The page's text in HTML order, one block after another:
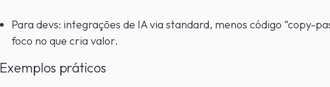
Para devs: integrações de IA via standard, menos código “copy-
foco no que cria valor.
Exemplos práticos